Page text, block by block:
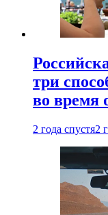
три
во время
2 года спустя2